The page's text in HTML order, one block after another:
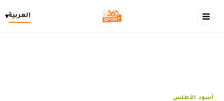
العربية▾
أسود الأطلس